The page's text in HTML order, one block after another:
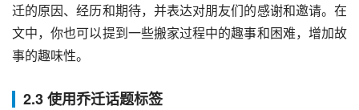
迁的原因、经历和期待，并表达对朋友们的感谢和邀请。在
文中，你也可以提到一些搬家过程中的趣事和困难，增加故
事的趣味性。
2.3 使用乔迁话题标签